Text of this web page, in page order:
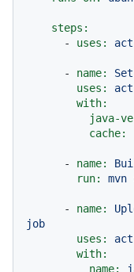
steps:
-
uses:
- name: Set
uses:
with:
java-
cache:
- name:
run:
mvn
- name:
job
uses:
with:
name: